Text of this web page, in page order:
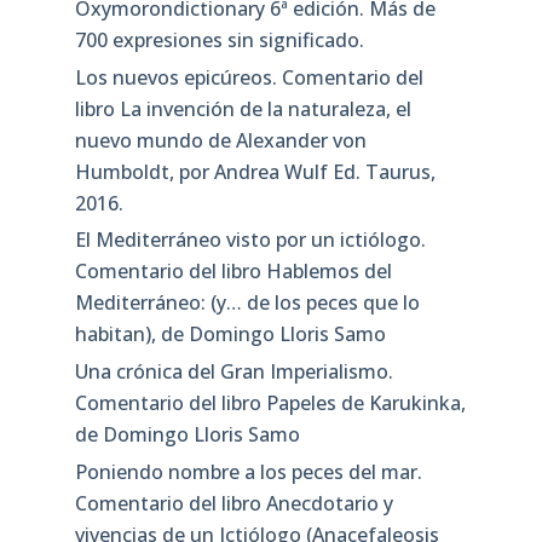
Oxymorondictionary 6ª edición. Más de
700 expresiones sin significado.
Los nuevos epicúreos. Comentario del
libro La invención de la naturaleza, el
nuevo mundo de Alexander von
Humboldt, por Andrea Wulf Ed. Taurus,
2016.
El Mediterráneo visto por un ictiólogo.
Comentario del libro Hablemos del
Mediterráneo: (y… de los peces que lo
habitan), de Domingo Lloris Samo
Una crónica del Gran Imperialismo.
Comentario del libro Papeles de Karukinka,
de Domingo Lloris Samo
Poniendo nombre a los peces del mar.
Comentario del libro Anecdotario y
vivencias de un Ictiólogo (Anacefaleosis